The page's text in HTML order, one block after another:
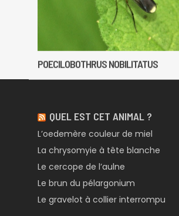
POECILOBOTHRUS NOBILITATUS
QUEL EST CET ANIMAL ?
L’oedemère couleur de miel
La chrysomyie à tête blanche
Le cercope de l’aulne
Le brun du pélargonium
Le gravelot à collier interrompu